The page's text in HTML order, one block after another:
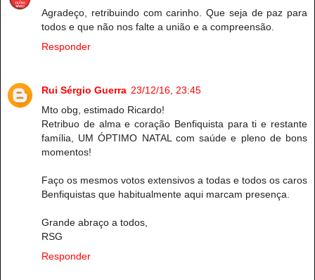
Agradeço, retribuindo com carinho. Que seja de paz para
todos e que não nos falte a união e a compreensão.
Responder
Rui Sérgio Guerra 23/12/16, 23:45
Mto obg, estimado Ricardo!
Retribuo de alma e coração Benfiquista para ti e restante
família, UM ÓPTIMO NATAL com saúde e pleno de bons
momentos!
Faço os mesmos votos extensivos a todas e todos os caros
Benfiquistas que habitualmente aqui marcam presença.
Grande abraço a todos,
RSG
Responder